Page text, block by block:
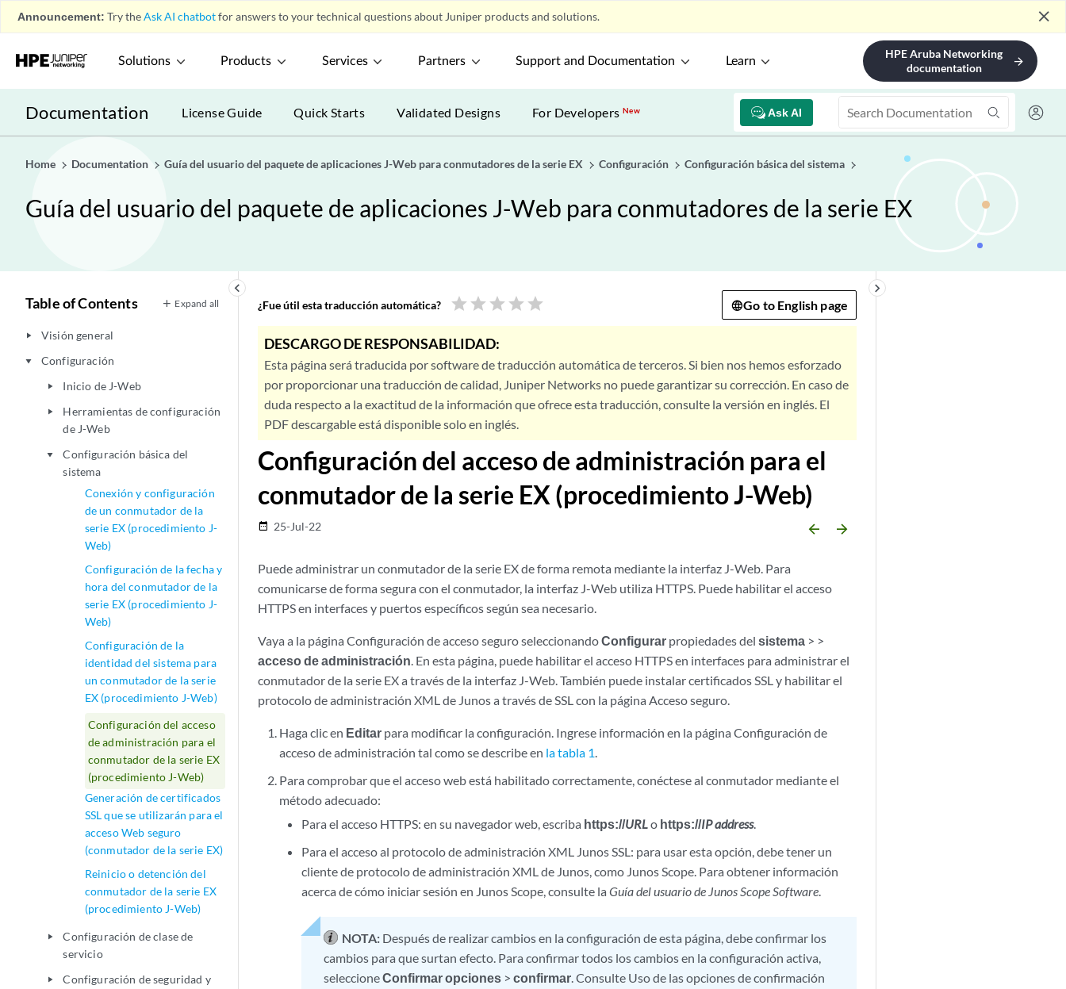
Announcement: Try theAsk AI chatbotfor answers to your technical questions about Juniper products and solutions. close
Solutions Products Services Partners Support and Documentation Learn
HPE Aruba Networking
documentation
arrow_forward
Documentation Ask AI
License Guide Quick Starts Validated Designs For DevelopersNew
Home Documentation Guía del usuario del paquete de aplicaciones J-Web para conmutadores de la serie EX Configuración Configuración básica del sistema
Guía del usuario del paquete de aplicaciones J-Web para conmutadores de la serie EX
keyboard_arrow_left
Table of Contents Expand all
play_arrow Visión general
play_arrow Configuración
play_arrow Inicio de J-Web
play_arrow
Herramientas de configuración
de J-Web
play_arrow
Configuración básica del
sistema
Conexión y configuración
de un conmutador de la
serie EX (procedimiento J-
Web)
Configuración de la fecha y
hora del conmutador de la
serie EX (procedimiento J-
Web)
Configuración de la
identidad del sistema para
un conmutador de la serie
EX (procedimiento J-Web)
Configuración del acceso
de administración para el
conmutador de la serie EX
(procedimiento J-Web)
Generación de certificados
SSL que se utilizarán para el
acceso Web seguro
(conmutador de la serie EX)
Reinicio o detención del
conmutador de la serie EX
(procedimiento J-Web)
play_arrow
Configuración de clase de
servicio
play_arrow
Configuración de seguridad y
keyboard_arrow_right
¿Fue útil esta traducción automática? star star star star star Go to English page
DESCARGO DE RESPONSABILIDAD:
Esta página será traducida por software de traducción automática de terceros. Si bien nos hemos esforzado
por proporcionar una traducción de calidad, Juniper Networks no puede garantizar su corrección. En caso de
duda respecto a la exactitud de la información que ofrece esta traducción, consulte la versión en inglés. El
PDF descargable está disponible solo en inglés.
Configuración del acceso de administración para el
conmutador de la serie EX (procedimiento J-Web)
date_range 25-Jul-22 arrow_backward arrow_forward
Puede administrar un conmutador de la serie EX de forma remota mediante la interfaz J-Web. Para
comunicarse de forma segura con el conmutador, la interfaz J-Web utiliza HTTPS. Puede habilitar el acceso
HTTPS en interfaces y puertos específicos según sea necesario.
Vaya a la página Configuración de acceso seguro seleccionandoConfigurar propiedades del sistema > >
acceso de administración. En esta página, puede habilitar el acceso HTTPS en interfaces para administrar el
conmutador de la serie EX a través de la interfaz J-Web. También puede instalar certificados SSL y habilitar el
protocolo de administración XML de Junos a través de SSL con la página Acceso seguro.
Haga clic en Editar para modificar la configuración. Ingrese información en la página Configuración de
acceso de administración tal como se describe en la tabla 1.
Para comprobar que el acceso web está habilitado correctamente, conéctese al conmutador mediante el
método adecuado:
Para el acceso HTTPS: en su navegador web, escriba https://URLo https://IP address.
Para el acceso al protocolo de administración XML Junos SSL: para usar esta opción, debe tener un
cliente de protocolo de administración XML de Junos, como Junos Scope. Para obtener información
acerca de cómo iniciar sesión en Junos Scope, consulte la Guía del usuario de Junos Scope Software.
NOTA: Después de realizar cambios en la configuración de esta página, debe confirmar los
cambios para que surtan efecto. Para confirmar todos los cambios en la configuración activa,
seleccioneConfirmar opciones> confirmar. Consulte Uso de las opciones de confirmación